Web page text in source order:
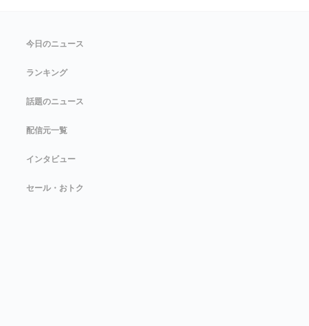
今日のニュース
ランキング
話題のニュース
配信元一覧
インタビュー
セール・おトク